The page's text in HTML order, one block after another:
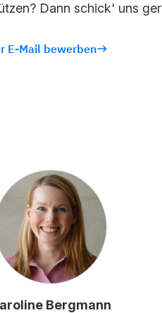
Dann schick' uns
E-Mail bewerben
Bergmann